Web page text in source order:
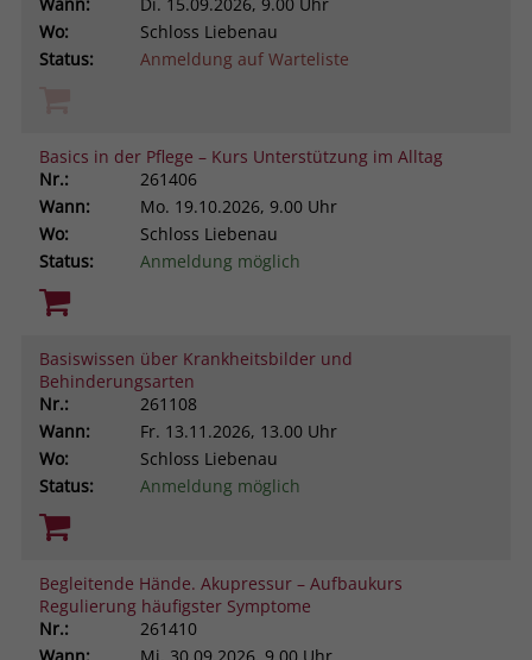
Wo:
Schloss Liebenau
Status:
Anmeldung auf Warteliste
Basics in der Pflege – Kurs Unterstützung im Alltag
Nr.:
261406
Wann:
Mo. 19.10.2026, 9.00 Uhr
Wo:
Schloss Liebenau
Status:
Anmeldung möglich
Basiswissen über Krankheitsbilder und
Behinderungsarten
Nr.:
261108
Wann:
Fr. 13.11.2026, 13.00 Uhr
Wo:
Schloss Liebenau
Status:
Anmeldung möglich
Begleitende Hände. Akupressur – Aufbaukurs
Regulierung häufigster Symptome
Nr.:
261410
Name PHPSESSID
Laufzeit Session
Zweck
Behält die Zustände des Benutzers bei
allen Seitenanfragen bei.
Browsers und die Einstellungen
exklusiv für diese Website zu speichern.
Dadurch wird gewährleistet, dass
werden, mit derselben
Benutzerkennung verknüpft werden.
Name _clsk
Anbieter
Laufzeit 1 Jahr
Zweck
Microsoft Clarity setzt dieses Cookie,
um die Seitenaufrufe eines Benutzers
zu speichern und in einer einzigen
Sitzungsaufzeichnung